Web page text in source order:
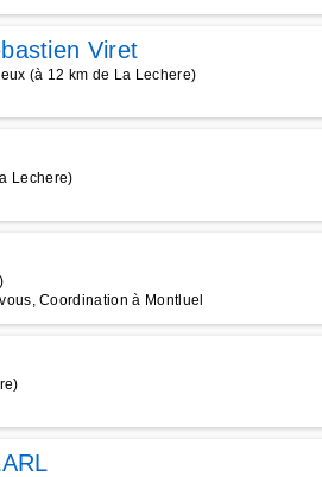
Viret
(à 12 km de La Lechere)
Lechere)
Coordination à Montluel